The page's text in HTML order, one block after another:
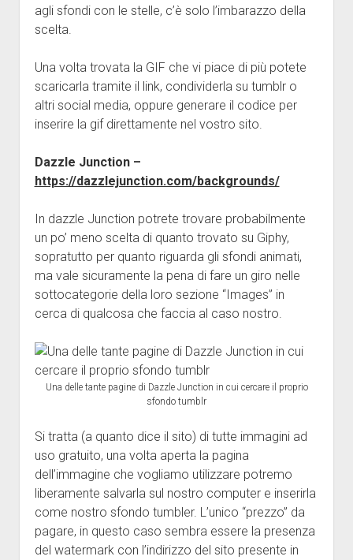
agli sfondi con le stelle, c’è solo l’imbarazzo della
scelta.
Una volta trovata la GIF che vi piace di più potete
scaricarla tramite il link, condividerla su tumblr o
altri social media, oppure generare il codice per
inserire la gif direttamente nel vostro sito.
Dazzle Junction –
https://dazzlejunction.com/backgrounds/
In dazzle Junction potrete trovare probabilmente
un po’ meno scelta di quanto trovato su Giphy,
sopratutto per quanto riguarda gli sfondi animati,
ma vale sicuramente la pena di fare un giro nelle
sottocategorie della loro sezione “Images” in
cerca di qualcosa che faccia al caso nostro.
Una delle tante pagine di Dazzle Junction in cui cercare il proprio
sfondo tumblr
Si tratta (a quanto dice il sito) di tutte immagini ad
uso gratuito, una volta aperta la pagina
dell’immagine che vogliamo utilizzare potremo
liberamente salvarla sul nostro computer e inserirla
come nostro sfondo tumbler. L’unico “prezzo” da
pagare, in questo caso sembra essere la presenza
del watermark con l’indirizzo del sito presente in